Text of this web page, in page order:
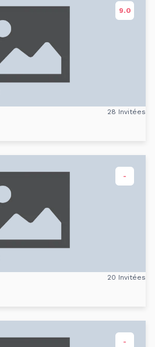
9.0
28 Invitées
-
20 Invitées
-